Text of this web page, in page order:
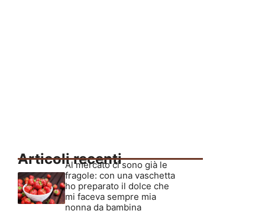
Articoli recenti
Al mercato ci sono già le
fragole: con una vaschetta
ho preparato il dolce che
mi faceva sempre mia
nonna da bambina